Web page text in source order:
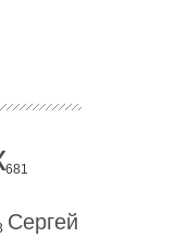
681
Сергей